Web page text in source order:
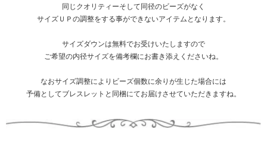
同じクオリティーそして同径のビーズがなく
サイズＵＰの調整をする事ができないアイテムとなります。
サイズダウンは無料でお受けいたしますので
ご希望の内径サイズを備考欄にお書き添えくださいね。
なおサイズ調整によりビーズ個数に余りが生じた場合には
予備としてブレスレットと同梱にてお届けさせていただきますね。